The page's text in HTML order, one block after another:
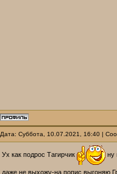
Дата: Суббота, 10.07.2021, 16:40 |
Ух как подрос Тагирчик ну
даже не выхожу-на попис выгоняю